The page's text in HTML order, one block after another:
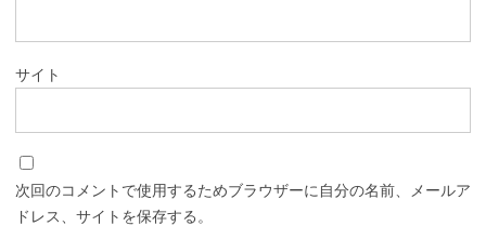
サイト
次回のコメントで使用するためブラウザーに自分の名前、メールア
ドレス、サイトを保存する。